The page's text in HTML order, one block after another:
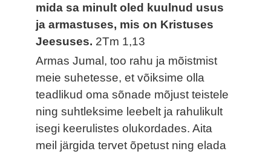
mida sa minult oled kuulnud usus
ja armastuses, mis on Kristuses
Jeesuses. 2Tm 1,13
Armas Jumal, too rahu ja mõistmist
meie suhetesse, et võiksime olla
teadlikud oma sõnade mõjust teistele
ning suhtleksime leebelt ja rahulikult
isegi keerulistes olukordades. Aita
meil järgida tervet õpetust ning elada